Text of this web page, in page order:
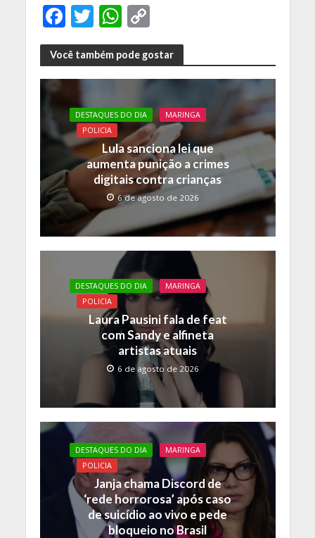
F
ac
e
b
o
o
k
T
w
itt
er
W
h
at
s
A
p
p
C
o
p
y
Li
n
k
Você também pode gostar
DESTAQUES DO DIA
MARINGA
POLICIA
Lula sanciona lei que
aumenta punição a crimes
digitais contra crianças
6 de agosto de 2026
DESTAQUES DO DIA
MARINGA
POLICIA
Laura Pausini fala de feat
com Sandy e alfineta
artistas atuais
6 de agosto de 2026
DESTAQUES DO DIA
MARINGA
POLICIA
Janja chama Discord de
‘rede horrorosa’ após caso
de suicídio ao vivo e pede
bloqueio no Brasil